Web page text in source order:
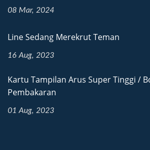
08 Mar, 2024
Line Sedang Merekrut Teman
16 Aug, 2023
Kartu Tampilan Arus Super Tinggi /
Pembakaran
01 Aug, 2023